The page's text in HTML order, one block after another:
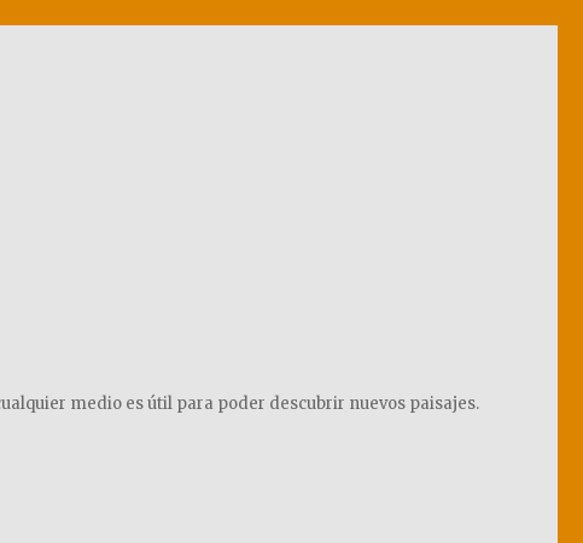
medio es útil para poder descubrir nuevos paisajes.